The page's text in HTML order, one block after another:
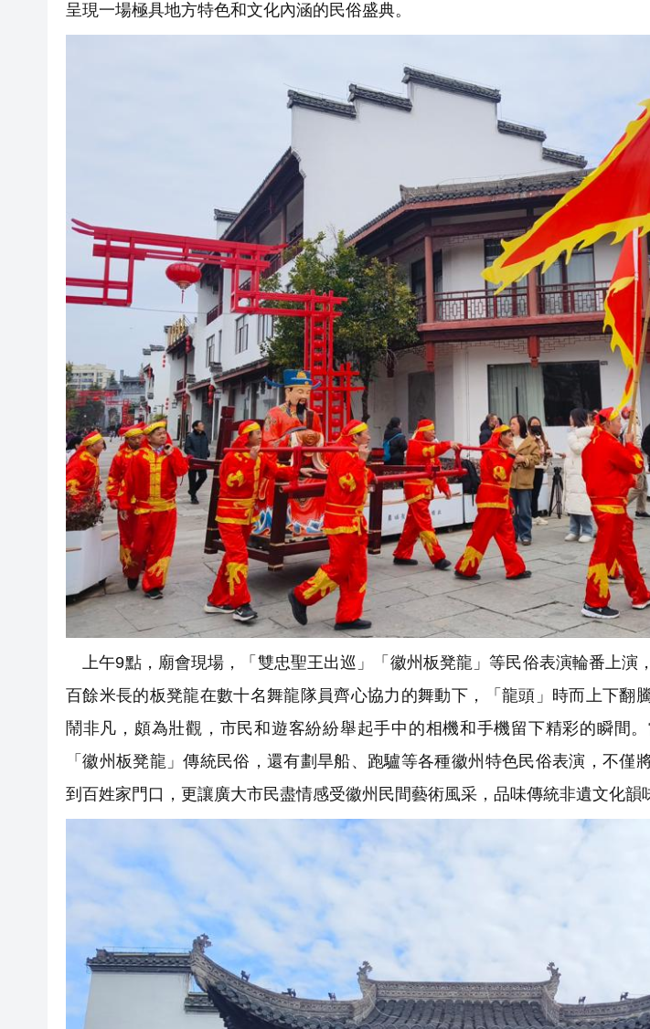
呈現一場極具地方特色和文化內涵的民俗盛典。
上午9點，廟會現場，「雙忠聖王出巡」「徽州板凳龍」等民俗表演輪番上演
百餘米長的板凳龍在數十名舞龍隊員齊心協力的舞動下，「龍頭」時而上下翻
鬧非凡，頗為壯觀，市民和遊客紛紛舉起手中的相機和手機留下精彩的瞬間。
「徽州板凳龍」傳統民俗，還有劃旱船、跑驢等各種徽州特色民俗表演，不僅
到百姓家門口，更讓廣大市民盡情感受徽州民間藝術風采，品味傳統非遺文化韻